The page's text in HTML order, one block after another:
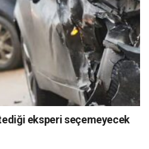
eksperi seçemeyecek